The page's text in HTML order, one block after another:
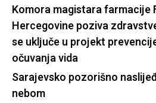
Komora magistara farmacije
Hercegovine poziva
se uključe u projekt
očuvanja vida
Sarajevsko pozorišno
nebom